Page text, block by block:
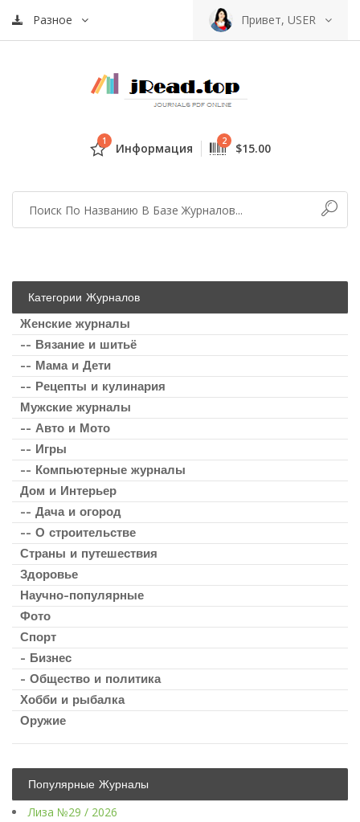
Разное Привет, USER
1 Информация 2 $15.00
Категории Журналов
Женские журналы
-- Вязание и шитьё
-- Мама и Дети
-- Рецепты и кулинария
Мужские журналы
-- Авто и Мото
-- Игры
-- Компьютерные журналы
Дом и Интерьер
-- Дача и огород
-- О строительстве
Страны и путешествия
Здоровье
Научно-популярные
Фото
Спорт
- Бизнес
- Общество и политика
Хобби и рыбалка
Оружие
Популярные Журналы
Лиза №29 / 2026